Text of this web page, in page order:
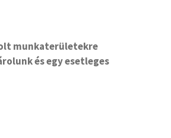
munkaterületekre
és egy esetleges